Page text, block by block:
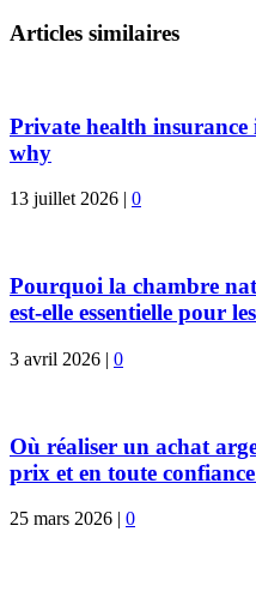
Articles similaires
Private health
why
13 juillet 2026 0
Pourquoi la chambre
est-elle essentielle pour
3 avril 2026 | 0
Où réaliser un achat
prix et en toute
25 mars 2026 | 0